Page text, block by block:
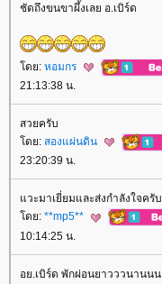
ชัดถึงขนขาผึ้งเลย อ.เบิร์ด
ดย: หอมกร
21:13:38 น.
สวยครับ
ดย: สองแผ่นดิน
23:20:39 น.
วะมาเยี่ยมและส่งกำลังใจครับ
ดย: **mp5**
10:14:25 น.
อย.เบิร์ด พักผ่อนยาวววนานนน